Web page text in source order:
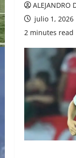
ALEJANDRO
julio 1, 2026
2 minutes read